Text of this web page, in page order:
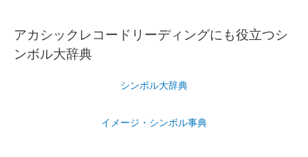
アカシックレコードリーディングにも役立つシ
ンボル大辞典
シンボル大辞典
イメージ・シンボル事典